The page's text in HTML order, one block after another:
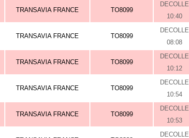
TRANSAVIA FRANCE TO8099
DECOLLE
10:40
TRANSAVIA FRANCE TO8099
DECOLLE
08:08
TRANSAVIA FRANCE TO8099
DECOLLE
10:12
TRANSAVIA FRANCE TO8099
DECOLLE
10:54
TRANSAVIA FRANCE TO8099
DECOLLE
10:53
DECOLLE